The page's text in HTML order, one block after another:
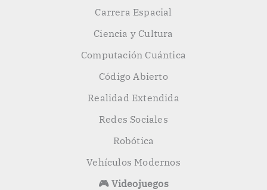
Carrera Espacial
Ciencia y Cultura
Computación Cuántica
Código Abierto
Realidad Extendida
Redes Sociales
Robótica
Vehículos Modernos
🎮 Videojuegos